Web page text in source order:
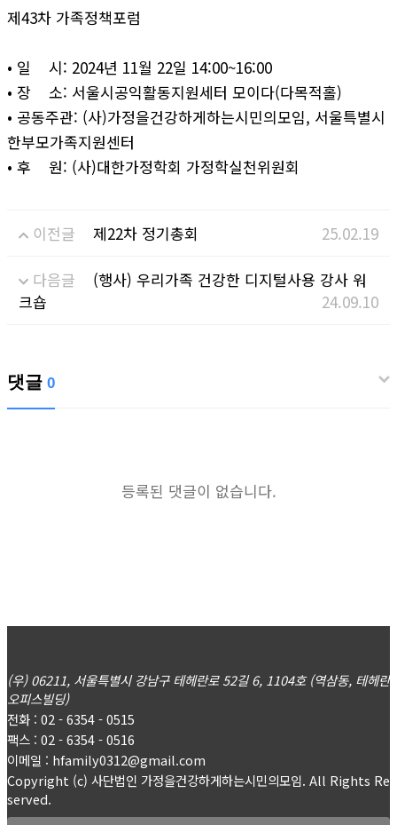
제43차 가족정책포럼
• 일 시: 2024년 11월 22일 14:00~16:00
• 장 소: 서울시공익활동지원세터 모이다(다목적홀)
• 공동주관: (사)가정을건강하게하는시민의모임, 서울특별시
한부모가족지원센터
• 후 원: (사)대한가정학회 가정학실천위원회
이전글 제22차 정기총회 25.02.19
다음글
(행사) 우리가족 건강한 디지털사용 강사 워
크숍
24.09.10
댓글 0
등록된 댓글이 없습니다.
(우) 06211, 서울특별시 강남구 테헤란로 52길 6, 1104호 (역삼동, 테헤란
오피스빌딩)
전화 : 02 - 6354 - 0515
팩스 : 02 - 6354 - 0516
이메일 : hfamily0312@gmail.com
Copyright (c) 사단법인 가정을건강하게하는시민의모임. All Rights Re
served.